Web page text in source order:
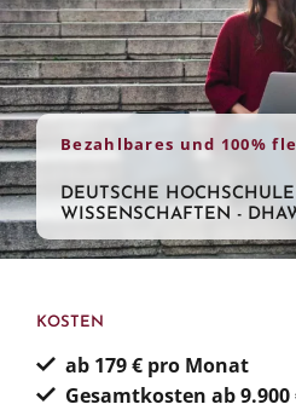
Bezahlbares und 100%
DEUTSCHE
WISSENSCHAFTEN -
KOSTEN
ab 179 € pro Monat
Gesamtkosten ab 9.900